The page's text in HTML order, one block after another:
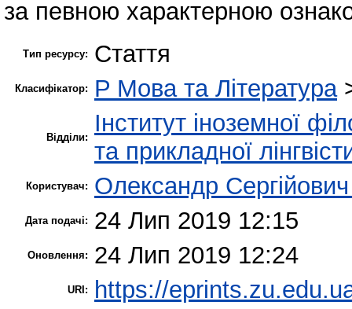
за певною характерною
Тип ресурсу: Стаття
Класифікатор: P Мова та Література
Відділи:
Інститут іноземної
та прикладної
Користувач: Олександр
Дата подачі: 24 Лип 2019 12:15
Оновлення: 24 Лип 2019 12:24
URI: https://